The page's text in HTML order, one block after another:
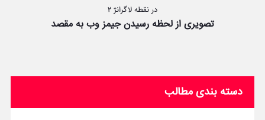
در نقطه لاگرانژ ۲
تصویری از لحظه رسیدن جیمز وب به مقصد
دسته بندی مطالب